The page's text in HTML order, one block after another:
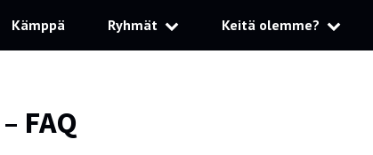
Kämppä Ryhmät Keitä olemme?
FAQ